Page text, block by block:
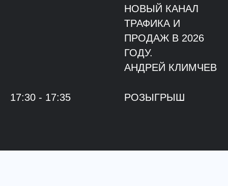
НОВЫЙ КАНАЛ
ТРАФИКА И
ПРОДАЖ В 2026
ГОДУ.
АНДРЕЙ КЛИМЧЕВ
17:30 - 17:35 РОЗЫГРЫШ